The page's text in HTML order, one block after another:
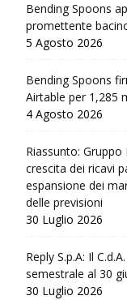
Bending Spoons
promettente
5 Agosto 2026
Bending Spoons
Airtable per 1,285
4 Agosto 2026
Riassunto:
crescita dei ricavi
espansione dei
delle previsioni
30 Luglio 2026
Reply S.p.A: Il
semestrale al 30
30 Luglio 2026